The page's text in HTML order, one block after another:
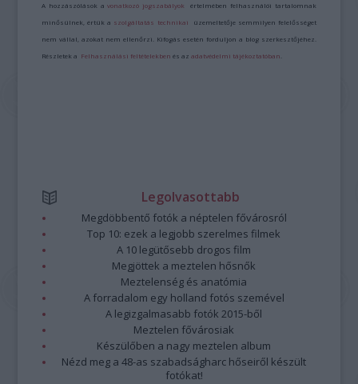
A hozzászólások avonatkozó jogszabályok értelmében felhasználói tartalomnak
minősülnek, értük a szolgáltatás technikai üzemeltetője semmilyen felelősséget
nem vállal, azokat nem ellenőrzi. Kifogás esetén forduljon a blog szerkesztőjéhez.
Részletek a Felhasználási feltételekben és azadatvédelmi tájékoztatóban
Legolvasottabb
Megdöbbentő fotók a néptelen fővárosról
Top 10: ezek a legjobb szerelmes filmek
A 10 legütősebb drogos film
Megjöttek a meztelen hősnők
Meztelenség és anatómia
A forradalom egy holland fotós szemével
A legizgalmasabb fotók 2015-ből
Meztelen fővárosiak
Készülőben a nagy meztelen album
Nézd meg a 48-as szabadságharc hőseiről készült
fotókat!